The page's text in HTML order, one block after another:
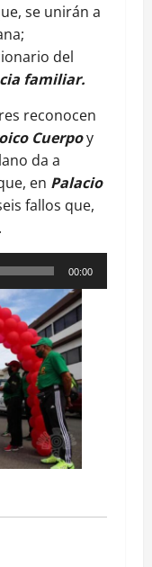
se unirán a
del
familiar.
reconocen
Cuerpoy
da a
en Palacio
fallos que,
00:00